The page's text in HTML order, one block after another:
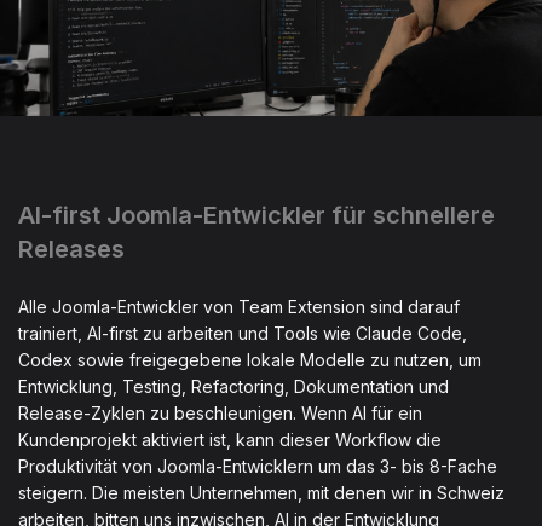
AI-first Joomla-Entwickler für schnellere
Releases
Alle Joomla-Entwickler von Team Extension sind darauf
trainiert, AI-first zu arbeiten und Tools wie Claude Code,
Codex sowie freigegebene lokale Modelle zu nutzen, um
Entwicklung, Testing, Refactoring, Dokumentation und
Release-Zyklen zu beschleunigen. Wenn AI für ein
Kundenprojekt aktiviert ist, kann dieser Workflow die
Produktivität von Joomla-Entwicklern um das 3- bis 8-Fache
steigern. Die meisten Unternehmen, mit denen wir in Schweiz
arbeiten, bitten uns inzwischen, AI in der Entwicklung